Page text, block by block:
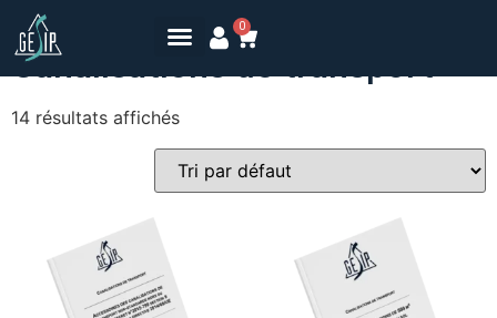
0
Accueil / Canalisations de transport
Canalisations de transport
14 résultats affichés